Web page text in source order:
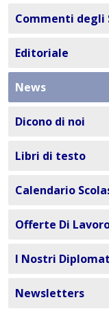
Commenti degli
Editoriale
News
Dicono di noi
Libri di testo
Calendario
Offerte Di
I Nostri
Newsletters